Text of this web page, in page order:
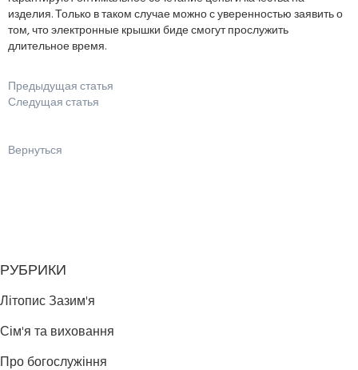
изделия. Только в таком случае можно с уверенностью заявить о
том, что электронные крышки биде смогут прослужить
длительное время.
Предыдущая статья
Следущая статья
Вернуться
РУБРИКИ
Літопис Зазим'я
Сім'я та виховання
Про богослужіння